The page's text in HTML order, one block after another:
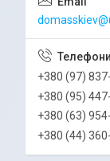
+380 (97)
+380 (95)
+380 (63)
+380 (44)